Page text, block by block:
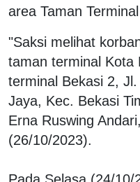
area Taman
"Saksi melihat
taman terminal Kota
terminal Bekasi 2,
Jaya, Kec. Bekasi
Erna Ruswing
(26/10/2023).